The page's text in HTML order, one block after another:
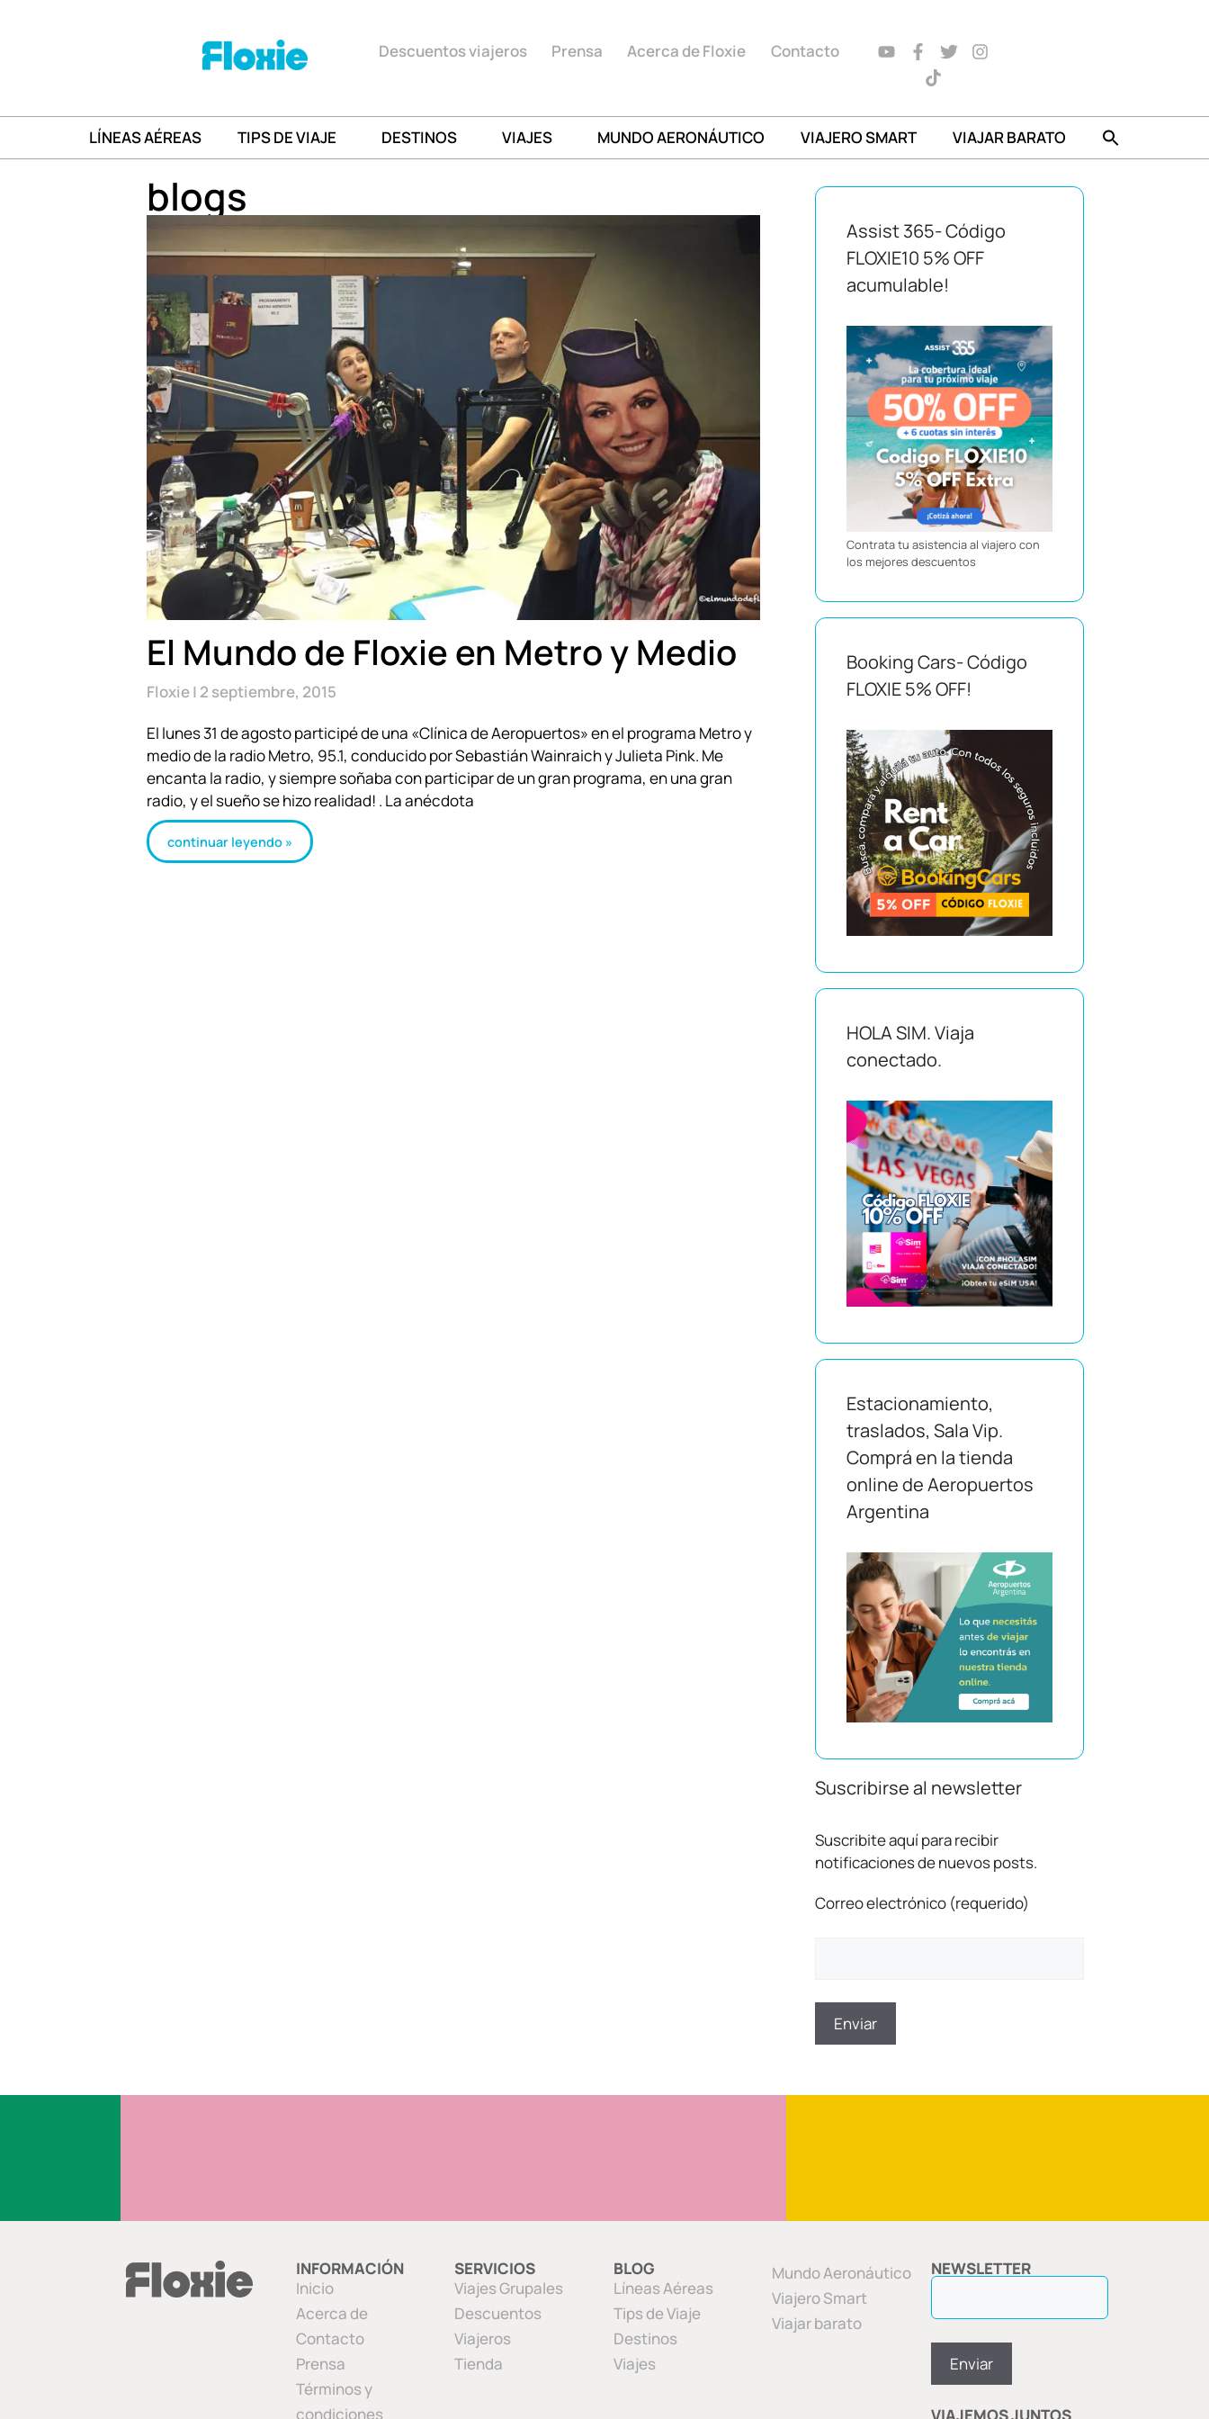
Descuentos viajeros Prensa Acerca de Floxie Contacto
LÍNEAS AÉREAS TIPS DE VIAJE DESTINOS VIAJES MUNDO AERONÁUTICO VIAJERO SMART VIAJAR BARATO
Assist 365- Código
FLOXIE10 5% OFF
acumulable!
Contrata tu asistencia al viajero con
los mejores descuentos
Booking Cars- Código
FLOXIE 5% OFF!
HOLA SIM. Viaja
conectado.
Estacionamiento,
traslados, Sala Vip.
Comprá en la tienda
online de Aeropuertos
Argentina
Suscribirse al newsletter
Suscribite aquí para recibir
notificaciones de nuevos posts.
Correo electrónico (requerido)
blogs
El Mundo de Floxie en Metro y Medio
Floxie 2 septiembre, 2015
El lunes 31 de agosto participé de una «Clínica de Aeropuertos» en el programa Metro y
medio de la radio Metro, 95.1, conducido por Sebastián Wainraich y Julieta Pink. Me
encanta la radio, y siempre soñaba con participar de un gran programa, en una gran
radio, y el sueño se hizo realidad! . La anécdota
continuar leyendo »
INFORMACIÓN
Inicio
Acerca de
Contacto
Prensa
Términos y
condiciones
SERVICIOS
Viajes Grupales
Descuentos
Viajeros
Tienda
BLOG
Líneas Aéreas
Tips de Viaje
Destinos
Viajes
Mundo Aeronáutico
Viajero Smart
Viajar barato
NEWSLETTER